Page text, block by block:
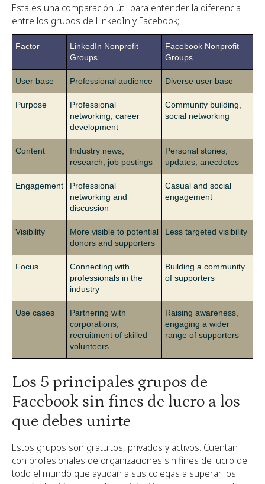
Esta es una comparación útil para entender la diferencia
entre los grupos de LinkedIn y Facebook;
Factor
LinkedIn Nonprofit
Groups
Facebook Nonprofit
Groups
User base Professional audience Diverse user base
Purpose
Professional
networking, career
development
Community building,
social networking
Content
Industry news,
research, job postings
Personal stories,
updates, anecdotes
Engagement
Professional
networking and
discussion
Casual and social
engagement
Visibility
More visible to potential
donors and supporters
Less targeted visibility
Focus
Connecting with
professionals in the
industry
Building a community
of supporters
Use cases
Partnering with
corporations,
recruitment of skilled
volunteers
Raising awareness,
engaging a wider
range of supporters
Los 5 principales grupos de
Facebook sin fines de lucro a los
que debes unirte
Estos grupos son gratuitos, privados y activos. Cuentan
con profesionales de organizaciones sin fines de lucro de
todo el mundo que ayudan a sus colegas a superar los